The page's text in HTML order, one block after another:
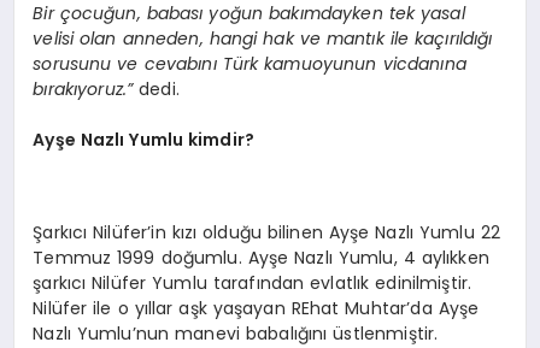
Bir çocuğun, babası yoğun bakımdayken tek yasal
velisi olan anneden, hangi hak ve mantık ile kaçırıldığı
sorusunu ve cevabını Türk kamuoyunun vicdanına
bırakıyoruz.”dedi.
Ayşe Nazlı Yumlu kimdir?
Şarkıcı Nilüfer’in kızı olduğu bilinen Ayşe Nazlı Yumlu 22
Temmuz 1999 doğumlu. Ayşe Nazlı Yumlu, 4 aylıkken
şarkıcı Nilüfer Yumlu tarafından evlatlık edinilmiştir.
Nilüfer ile o yıllar aşk yaşayan REhat Muhtar’da Ayşe
Nazlı Yumlu’nun manevi babalığını üstlenmiştir.